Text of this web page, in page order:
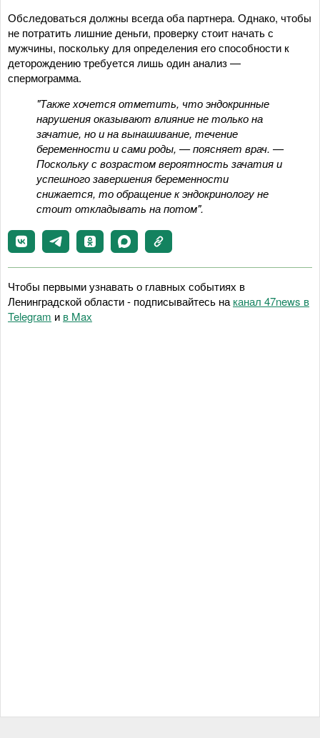
Обследоваться должны всегда оба партнера. Однако, чтобы
не потратить лишние деньги, проверку стоит начать с
мужчины, поскольку для определения его способности к
деторождению требуется лишь один анализ —
спермограмма.
"Также хочется отметить, что эндокринные
нарушения оказывают влияние не только на
зачатие, но и на вынашивание, течение
беременности и сами роды, — поясняет врач. —
Поскольку с возрастом вероятность зачатия и
успешного завершения беременности
снижается, то обращение к эндокринологу не
стоит откладывать на потом".
Чтобы первыми узнавать о главных событиях в
Ленинградской области - подписывайтесь на канал 47news в
Telegram и в Maх